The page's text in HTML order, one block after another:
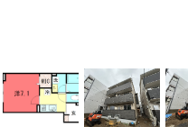
ハウスメーカー施工特集！
路線·駅から探す